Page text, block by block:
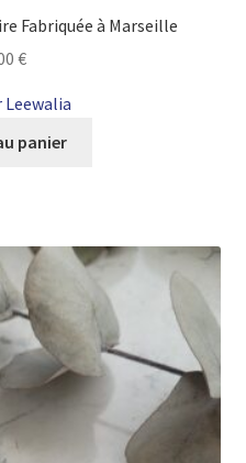
Fabriquée à Marseille
€
Leewalia
panier